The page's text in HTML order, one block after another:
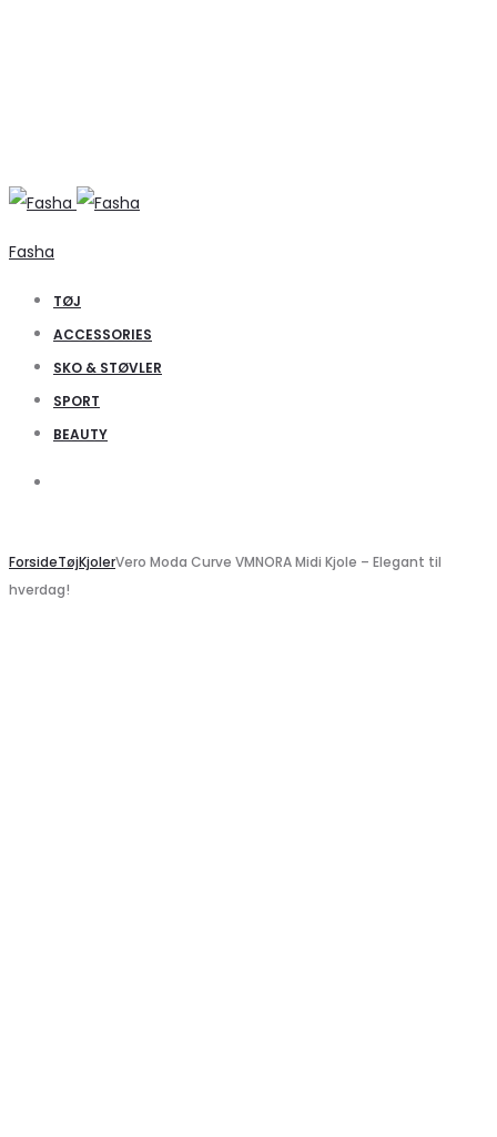
Fasha
TØJ
ACCESSORIES
SKO & STØVLER
SPORT
BEAUTY
ForsideTøjKjolerVero Moda Curve VMNORA Midi Kjole – Elegant til
hverdag!